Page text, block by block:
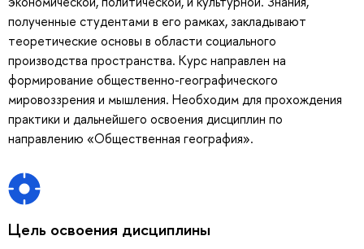
полученные студентами в его рамках, закладывают
теоретические основы в области социального
производства пространства. Курс направлен на
формирование общественно-географического
мировоззрения и мышления. Необходим для прохождения
практики и дальнейшего освоения дисциплин по
направлению «Общественная география».
Цель освоения дисциплины